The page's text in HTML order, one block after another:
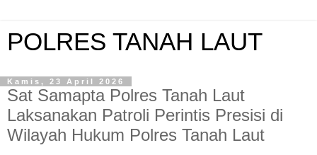
POLRES TANAH LAUT
Kamis, 23 April 2026
Sat Samapta Polres Tanah Laut
Laksanakan Patroli Perintis Presisi di
Wilayah Hukum Polres Tanah Laut